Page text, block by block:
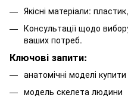
Якісні матеріали:
Консультації щодо
ваших потреб.
Ключові запити:
анатомічні моделі купити
модель скелета людини